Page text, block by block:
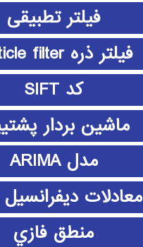
فیلتر تطبیقی
فیلتر ذره particle filter
کد SIFT
ماشین بردار
مدل ARIMA
معادلات دیفرانسیل ODE
منطق فازي